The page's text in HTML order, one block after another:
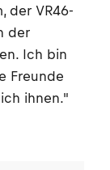
der VR46-
der
Ich bin
Freunde
ihnen."